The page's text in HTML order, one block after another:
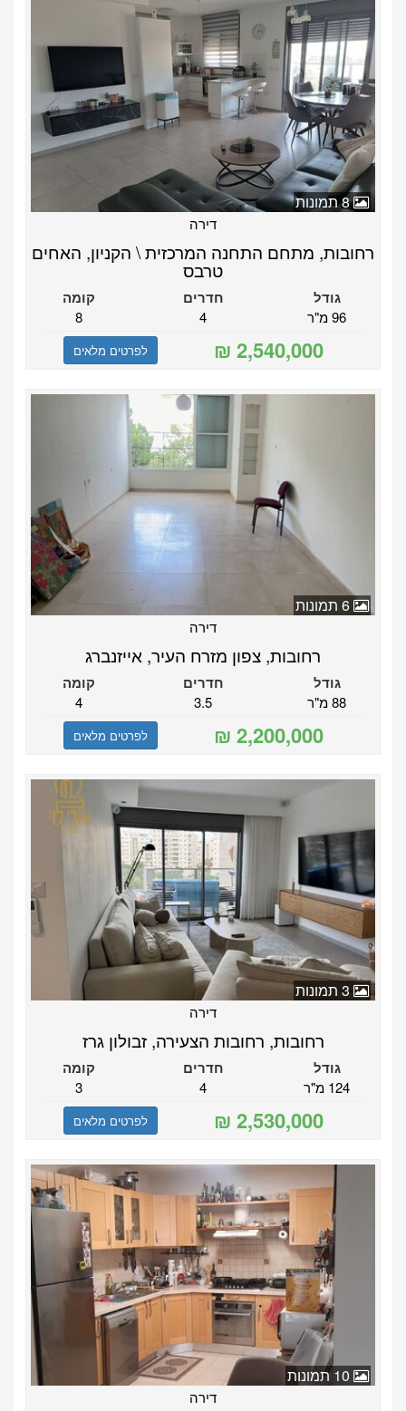
8 תמונות
דירה
רחובות, מתחם התחנה המרכזית \ הקניון, האחים
טרבס
גודל
96 מ"ר
חדרים
4
קומה
8
לפרטים מלאים
דירה
רחובות, צפון מזרח העיר, אייזנברג
גודל
88 מ"ר
חדרים
3.5
קומה
4
לפרטים מלאים
דירה
רחובות, רחובות הצעירה, זבולון גרז
גודל
124 מ"ר
חדרים
4
קומה
3
לפרטים מלאים
דירה